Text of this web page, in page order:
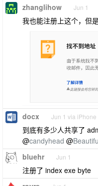
zhanglihow Jun 1
我也能注册上这个，但
docx Jun 1 via iPhone
到底有多少人共享了
@candyhead @
bluehr Jun 1
注册了 index exe byte